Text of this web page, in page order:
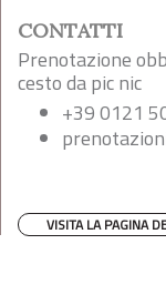
CONTATTI
Prenotazione
cesto da pic nic
+39 0121
VISITA LA PAGINA